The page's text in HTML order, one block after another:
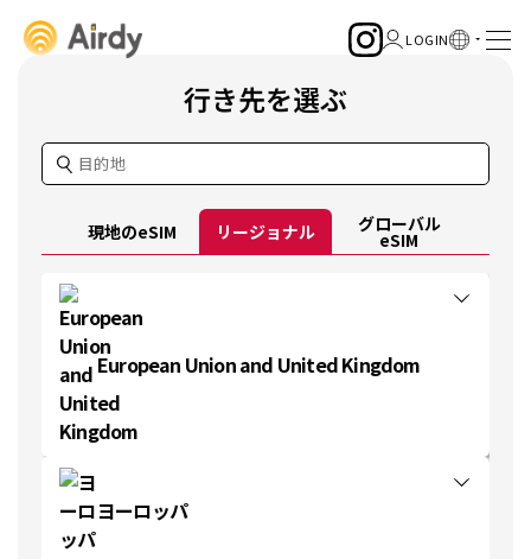
行き先を選ぶ
現地のeSIM リージョナル グローバル
eSIM
European Union and United Kingdom
ヨーロッパ